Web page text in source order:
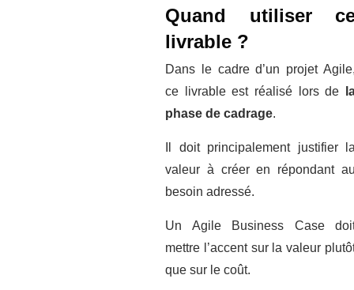
Quand utiliser
livrable ?
Dans le cadre d’un projet
ce livrable est réalisé lors de
phase de cadrage.
Il doit principalement justifier
valeur à créer en répondant
besoin adressé.
Un Agile Business Case
mettre l’accent sur la valeur
que sur le coût.